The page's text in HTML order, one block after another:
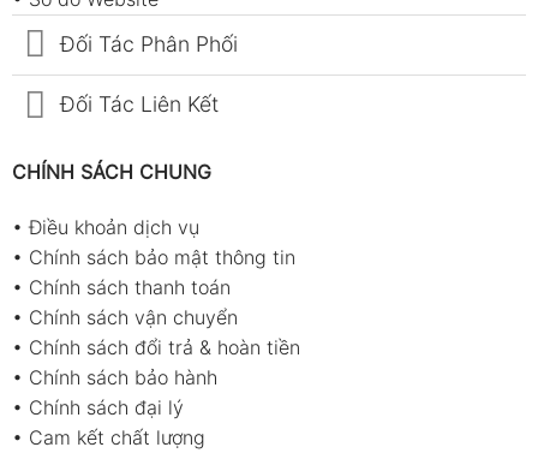
Đối Tác Phân Phối
Đối Tác Liên Kết
CHÍNH SÁCH CHUNG
•Điều khoản dịch vụ
• Chính sách bảo mật thông tin
• Chính sách thanh toán
• Chính sách vận chuyển
• Chính sách đổi trả & hoàn tiền
• Chính sách bảo hành
• Chính sách đại lý
• Cam kết chất lượng